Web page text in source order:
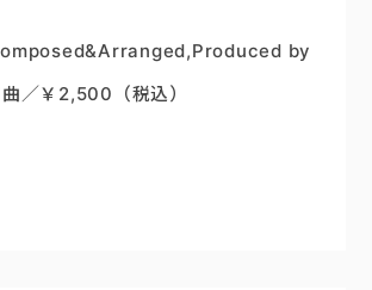
by
／￥2,500（税込）